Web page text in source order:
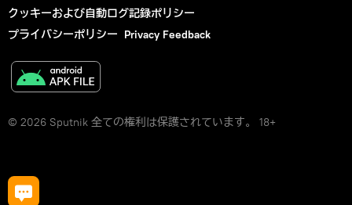
クッキーおよび自動ログ記録ポリシー
プライバシーポリシー Privacy Feedback
© 2026 Sputnik 全ての権利は保護されています。 18+